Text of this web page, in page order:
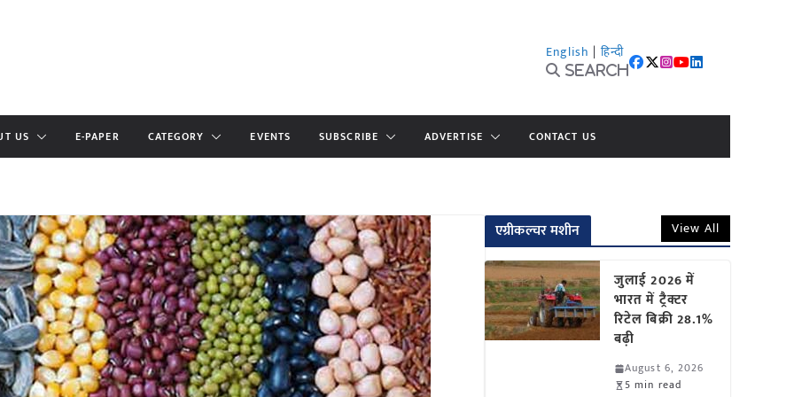
English | हिन्दी
Search
US E-PAPER CATEGORY EVENTS SUBSCRIBE ADVERTISE CONTACT US
एग्रीकल्चर मशीन View All
जुलाई 2026 में
भारत में ट्रैक्टर
रिटेल बिक्री 28.1%
बढ़ी
August 6, 2026
5 min read